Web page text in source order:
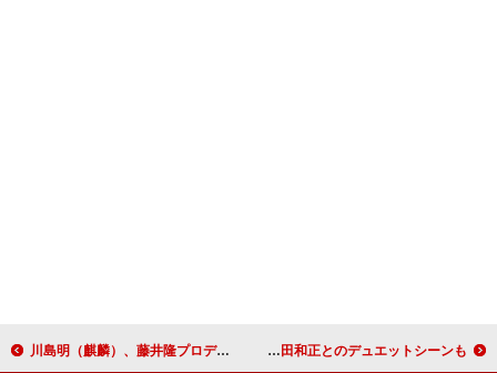
川島明（麒麟）、藤井隆プロデュースでソロAL発売へ 南野陽子／和久井映見／はいだしょうことライブ共演も 劇場版『スナックJUJU 東京ドーム店』トレーラー公開、鈴木雅之／小田和正とのデュエットシーンも